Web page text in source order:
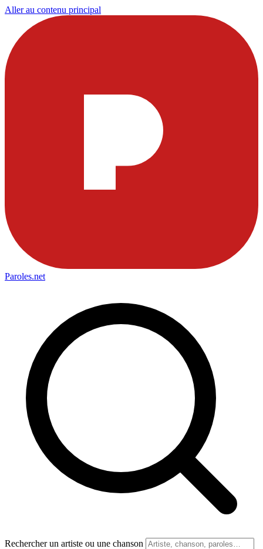
Aller au contenu principal
Paroles.net
Rechercher un artiste ou une chanson